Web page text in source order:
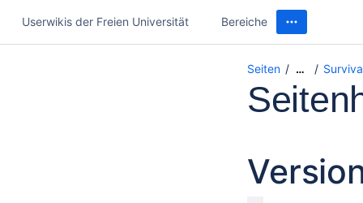
Userwikis der Freien Universität Bereiche
Seiten …